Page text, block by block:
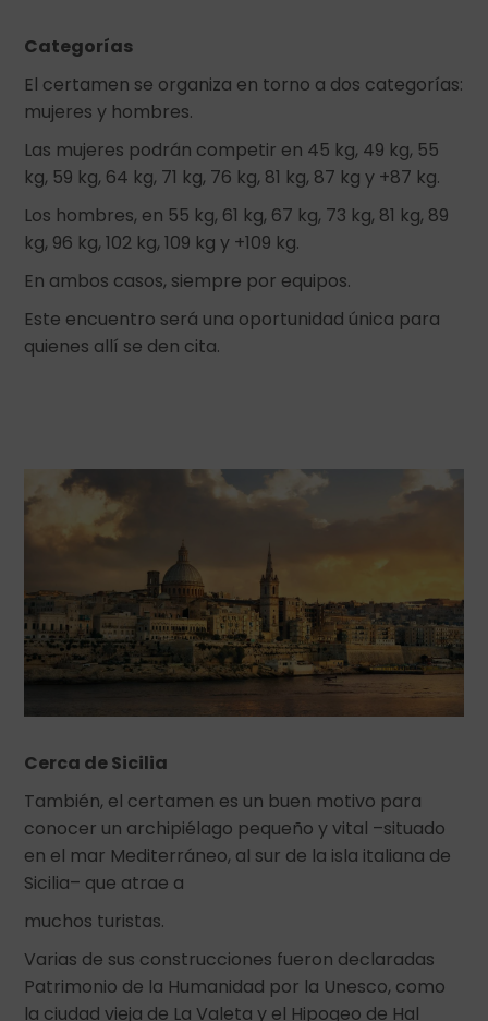
Categorías
El certamen se organiza en torno a dos categorías:
mujeres y hombres.
Las mujeres podrán competir en 45 kg, 49 kg, 55
kg, 59 kg, 64 kg, 71 kg, 76 kg, 81 kg, 87 kg y +87 kg.
Los hombres, en 55 kg, 61 kg, 67 kg, 73 kg, 81 kg, 89
kg, 96 kg, 102 kg, 109 kg y +109 kg.
En ambos casos, siempre por equipos.
Este encuentro será una oportunidad única para
quienes allí se den cita.
Cerca de Sicilia
También, el certamen es un buen motivo para
conocer un archipiélago pequeño y vital –situado
en el mar Mediterráneo, al sur de la isla italiana de
Sicilia– que atrae a
muchos turistas.
Varias de sus construcciones fueron declaradas
Patrimonio de la Humanidad por la Unesco, como
la ciudad vieja de La Valeta y el Hipogeo de Hal